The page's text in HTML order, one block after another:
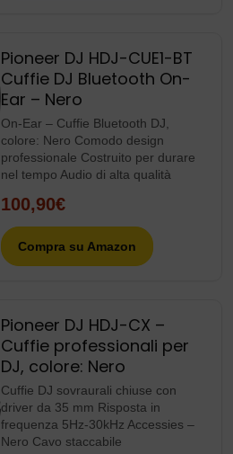
Pioneer DJ HDJ-CUE1-BT
Cuffie DJ Bluetooth On-
Ear – Nero
On-Ear – Cuffie Bluetooth DJ,
colore: Nero Comodo design
professionale Costruito per durare
nel tempo Audio di alta qualità
100,90€
Compra su Amazon
Pioneer DJ HDJ-CX –
Cuffie professionali per
DJ, colore: Nero
Cuffie DJ sovraurali chiuse con
driver da 35 mm Risposta in
frequenza 5Hz-30kHz Accessies –
Nero Cavo staccabile